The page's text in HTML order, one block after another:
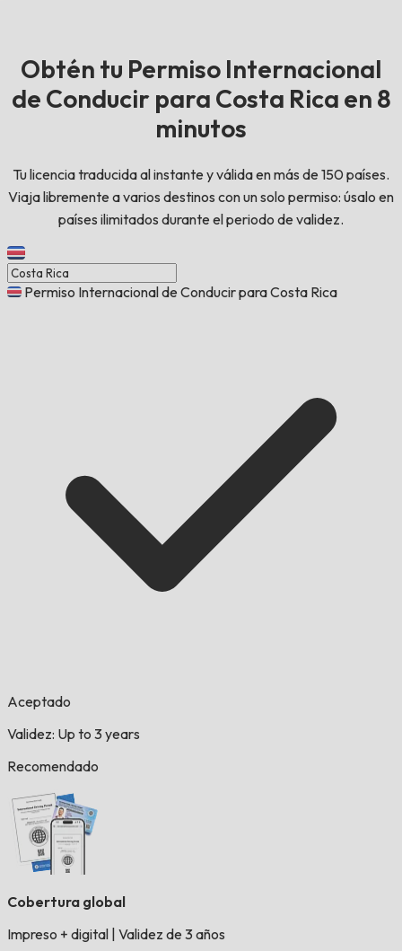
Obtén tu Permiso Internacional
de Conducir para Costa Rica en 8
minutos
Tu licencia traducida al instante y válida en más de 150 países.
Viaja libremente a varios destinos con un solo permiso: úsalo en
países ilimitados durante el periodo de validez.
Permiso Internacional de Conducir para Costa Rica
Aceptado
Validez: Up to 3 years
Recomendado
Cobertura global
Impreso + digital Validez de 3 años